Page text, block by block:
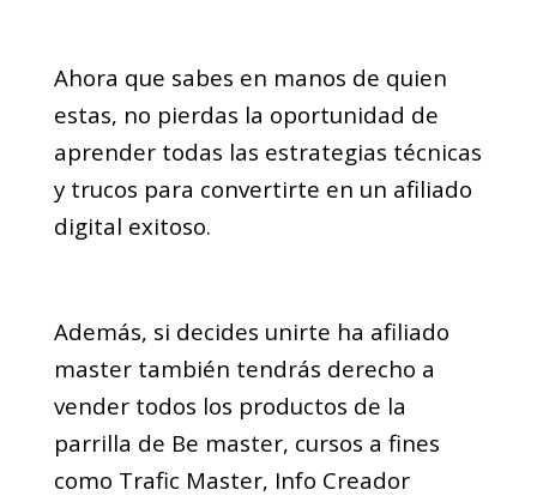
Ahora que sabes en manos de quien
estas, no pierdas la oportunidad de
aprender todas las estrategias técnicas
y trucos para convertirte en un afiliado
digital exitoso.
Además, si decides unirte ha afiliado
master también tendrás derecho a
vender todos los productos de la
parrilla de Be master, cursos a fines
como Trafic Master, Info Creador